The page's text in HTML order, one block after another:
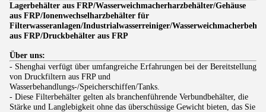
Lagerbehälter aus FRP/Wasserweichmacherharzbehälter/Gehäuse
aus FRP/Ionenwechselharzbehälter für
Filterwasseranlagen/Industrialwasserreiniger/
aus FRP/Druckbehälter aus FRP
Über uns:
- Shenghai verfügt über umfangreiche Erfahrungen bei der Bereitstellung
von Druckfiltern aus FRP und
Wasserbehandlungs-/Speicherschiffen/Tanks.
- Diese Filterbehälter gelten als branchenführende Verbundbehälter, die
Stärke und Langlebigkeit ohne das überschüssige Gewicht bieten, das Sie